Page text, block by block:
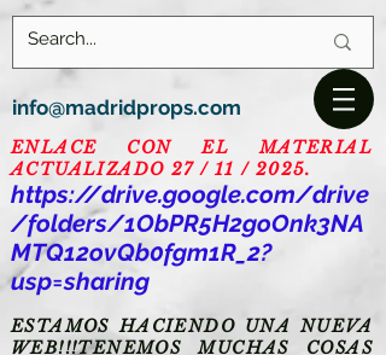
info@madridprops.com
ENLACE CON EL MATERIAL
ACTUALIZADO 27 / 11 / 2025.
https://drive.google.com/drive
/folders/1ObPR5H2goOnk3NA
MTQ12ovQb0fgm1R_2?
usp=sharing
ESTAMOS HACIENDO UNA NUEVA
WEB!!!TENEMOS MUCHAS COSAS